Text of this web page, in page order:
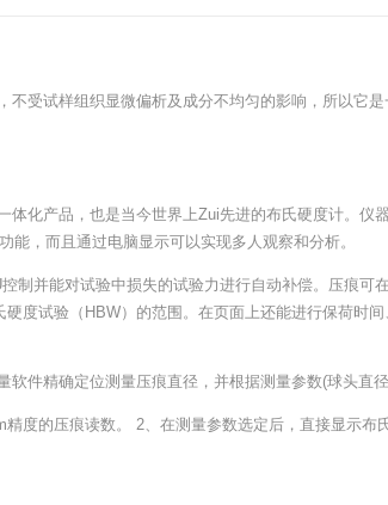
受试样组织显微偏析及成分不均匀的影响，所以它
体化产品，也是当今世界上Zui先进的布氏硬度计。仪
，而且通过电脑显示可以实现多人观察和分析。
并能对试验中损失的试验力进行自动补偿。压痕可
度试验（HBW）的范围。在页面上还能进行保荷时
件精确定位测量压痕直径，并根据测量参数(球头直
度的压痕读数。 2、在测量参数选定后，直接显示